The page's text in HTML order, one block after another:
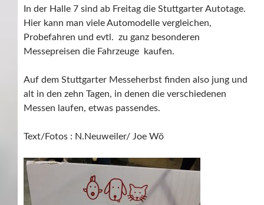
In der Halle 7 sind ab Freitag die Stuttgarter Autotage.
Hier kann man viele Automodelle vergleichen,
Probefahren und evtl. zu ganz besonderen
Messepreisen die Fahrzeuge kaufen.
Auf dem Stuttgarter Messeherbst finden also jung und
alt in den zehn Tagen, in denen die verschiedenen
Messen laufen, etwas passendes.
Text/Fotos : N.Neuweiler/ Joe Wö